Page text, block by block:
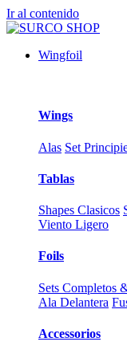
Ir al contenido
Wingfoil
Wings
Alas Set
Tablas
Shapes Clasicos
Viento Ligero
Foils
Sets Completos
Ala Delantera
Accessorios